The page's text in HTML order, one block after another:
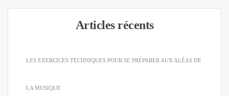
Articles récents
LES EXERCICES TECHNIQUES POUR SE PRÉPARER AUX ALÉAS DE
LA MUSIQUE